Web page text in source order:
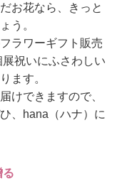
お花なら、きっと
う。
ラワーギフト販売
祝いにふさわしい
ます。
けできますので、
、hana（ハナ）に